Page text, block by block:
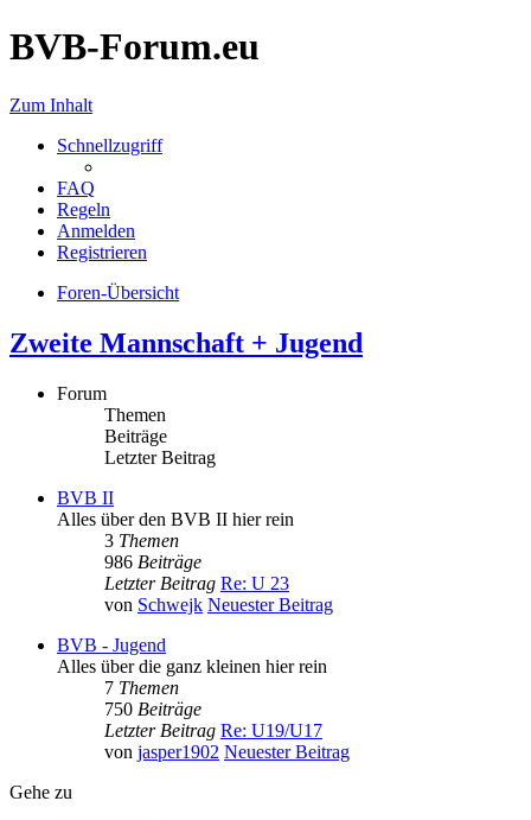
BVB-Forum.eu
Zum Inhalt
Schnellzugriff
FAQ
Regeln
Anmelden
Registrieren
Foren-Übersicht
Zweite Mannschaft + Jugend
Forum
Themen
Beiträge
Letzter Beitrag
BVB II
Alles über den BVB II hier rein
3 Themen
986 Beiträge
Letzter Beitrag Re: U 23
von Schwejk Neuester Beitrag
BVB - Jugend
Alles über die ganz kleinen hier rein
7 Themen
750 Beiträge
Letzter Beitrag Re: U19/U17
von jasper1902 Neuester Beitrag
Gehe zu